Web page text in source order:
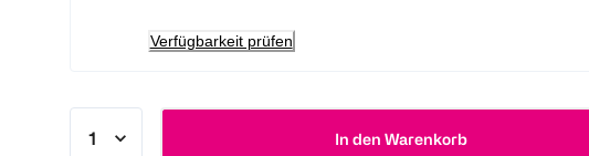
Verfügbarkeit prüfen
In den Warenkorb